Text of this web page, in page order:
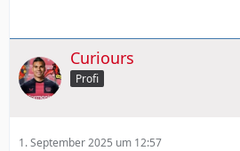
Oder ohne Tapsoba:
.........................Schick.........................
.............Palacios...Andrich.........
Curiours
Profi
1. September 2025 um 12:57